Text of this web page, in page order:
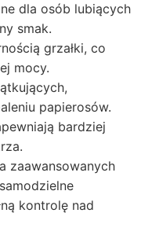
dla osób lubiących
smak.
grzałki, co
mocy.
papierosów.
bardziej
zaawansowanych
kontrolę nad